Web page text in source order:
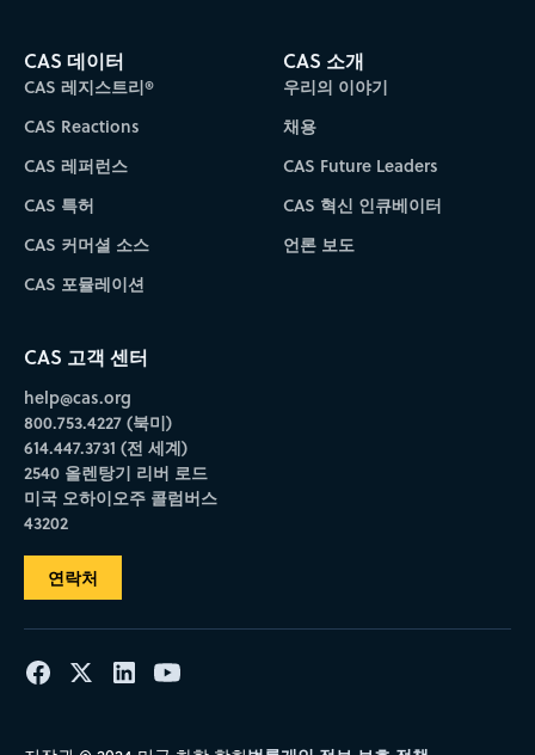
CAS 데이터
CAS 레지스트리®
CAS Reactions
CAS 레퍼런스
CAS 특허
CAS 커머셜 소스
CAS 포뮬레이션
CAS 소개
우리의 이야기
채용
CAS Future Leaders
CAS 혁신 인큐베이터
언론 보도
CAS 고객 센터
help@cas.org
800.753.4227 (북미)
614.447.3731 (전 세계)
2540 올렌탕기 리버 로드
미국 오하이오주 콜럼버스
43202
연락처